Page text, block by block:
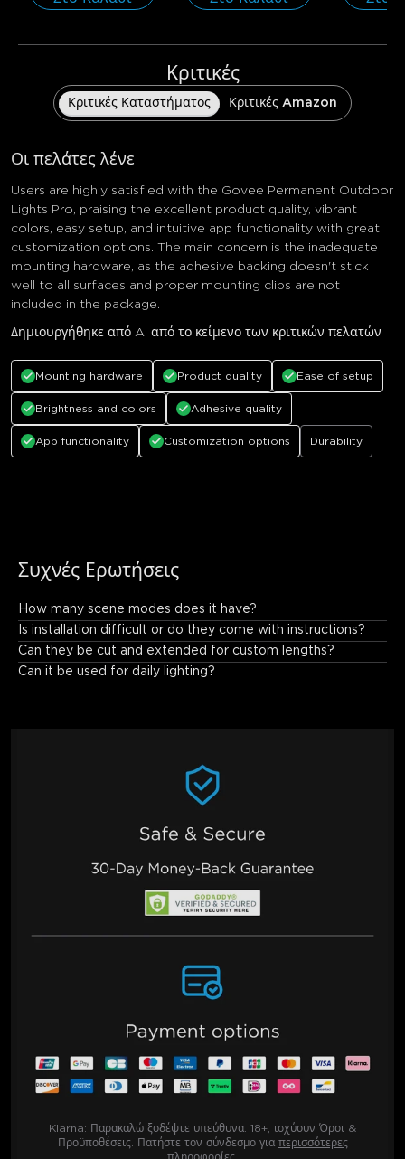
Κριτικές
Κριτικές Καταστήματος Κριτικές Amazon
Οι πελάτες λένε
Users are highly satisfied with the Govee Permanent Outdoor
Lights Pro, praising the excellent product quality, vibrant
colors, easy setup, and intuitive app functionality with great
customization options. The main concern is the inadequate
mounting hardware, as the adhesive backing doesn't stick
well to all surfaces and proper mounting clips are not
included in the package.
Δημιουργήθηκε από AI από το κείμενο των κριτικών πελατών
Mounting hardware Product quality Ease of setup
Brightness and colors Adhesive quality
App functionality Customization options Durability
Συχνές Ερωτήσεις
How many scene modes does it have?
Govee Permanent Outdoor Lights Pro offers 75 scene modes
for outdoor decor.
Is installation difficult or do they come with instructions?
Can they be cut and extended for custom lengths?
Can it be used for daily lighting?
Klarna: Παρακαλώ ξοδέψτε υπεύθυνα. 18+, ισχύουν Όροι &
Προϋποθέσεις. Πατήστε τον σύνδεσμο για περισσότερες